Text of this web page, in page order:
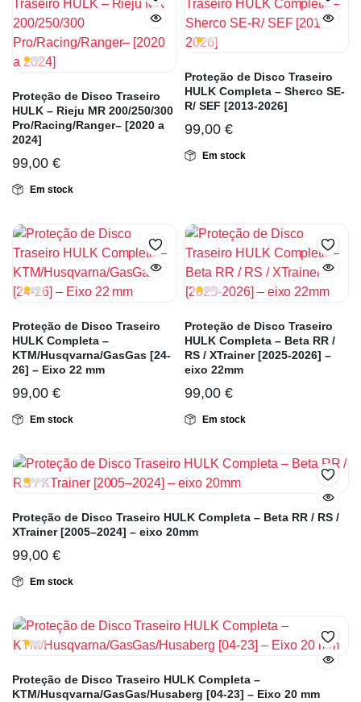
Proteção de Disco Traseiro
HULK – Rieju MR 200/250/300
Pro/Racing/Ranger– [2020 a
2024]
99,00 €
Em stock
Proteção de Disco Traseiro
HULK Completa – Sherco SE-
R/ SEF [2013-2026]
99,00 €
Em stock
Proteção de Disco Traseiro
HULK Completa –
KTM/Husqvarna/GasGas [24-
26] – Eixo 22 mm
99,00 €
Em stock
Proteção de Disco Traseiro
HULK Completa – Beta RR /
RS / XTrainer [2025-2026] –
eixo 22mm
99,00 €
Em stock
Proteção de Disco Traseiro HULK Completa – Beta RR / RS /
XTrainer [2005–2024] – eixo 20mm
99,00 €
Em stock
Proteção de Disco Traseiro HULK Completa –
KTM/Husqvarna/GasGas/Husaberg [04-23] – Eixo 20 mm